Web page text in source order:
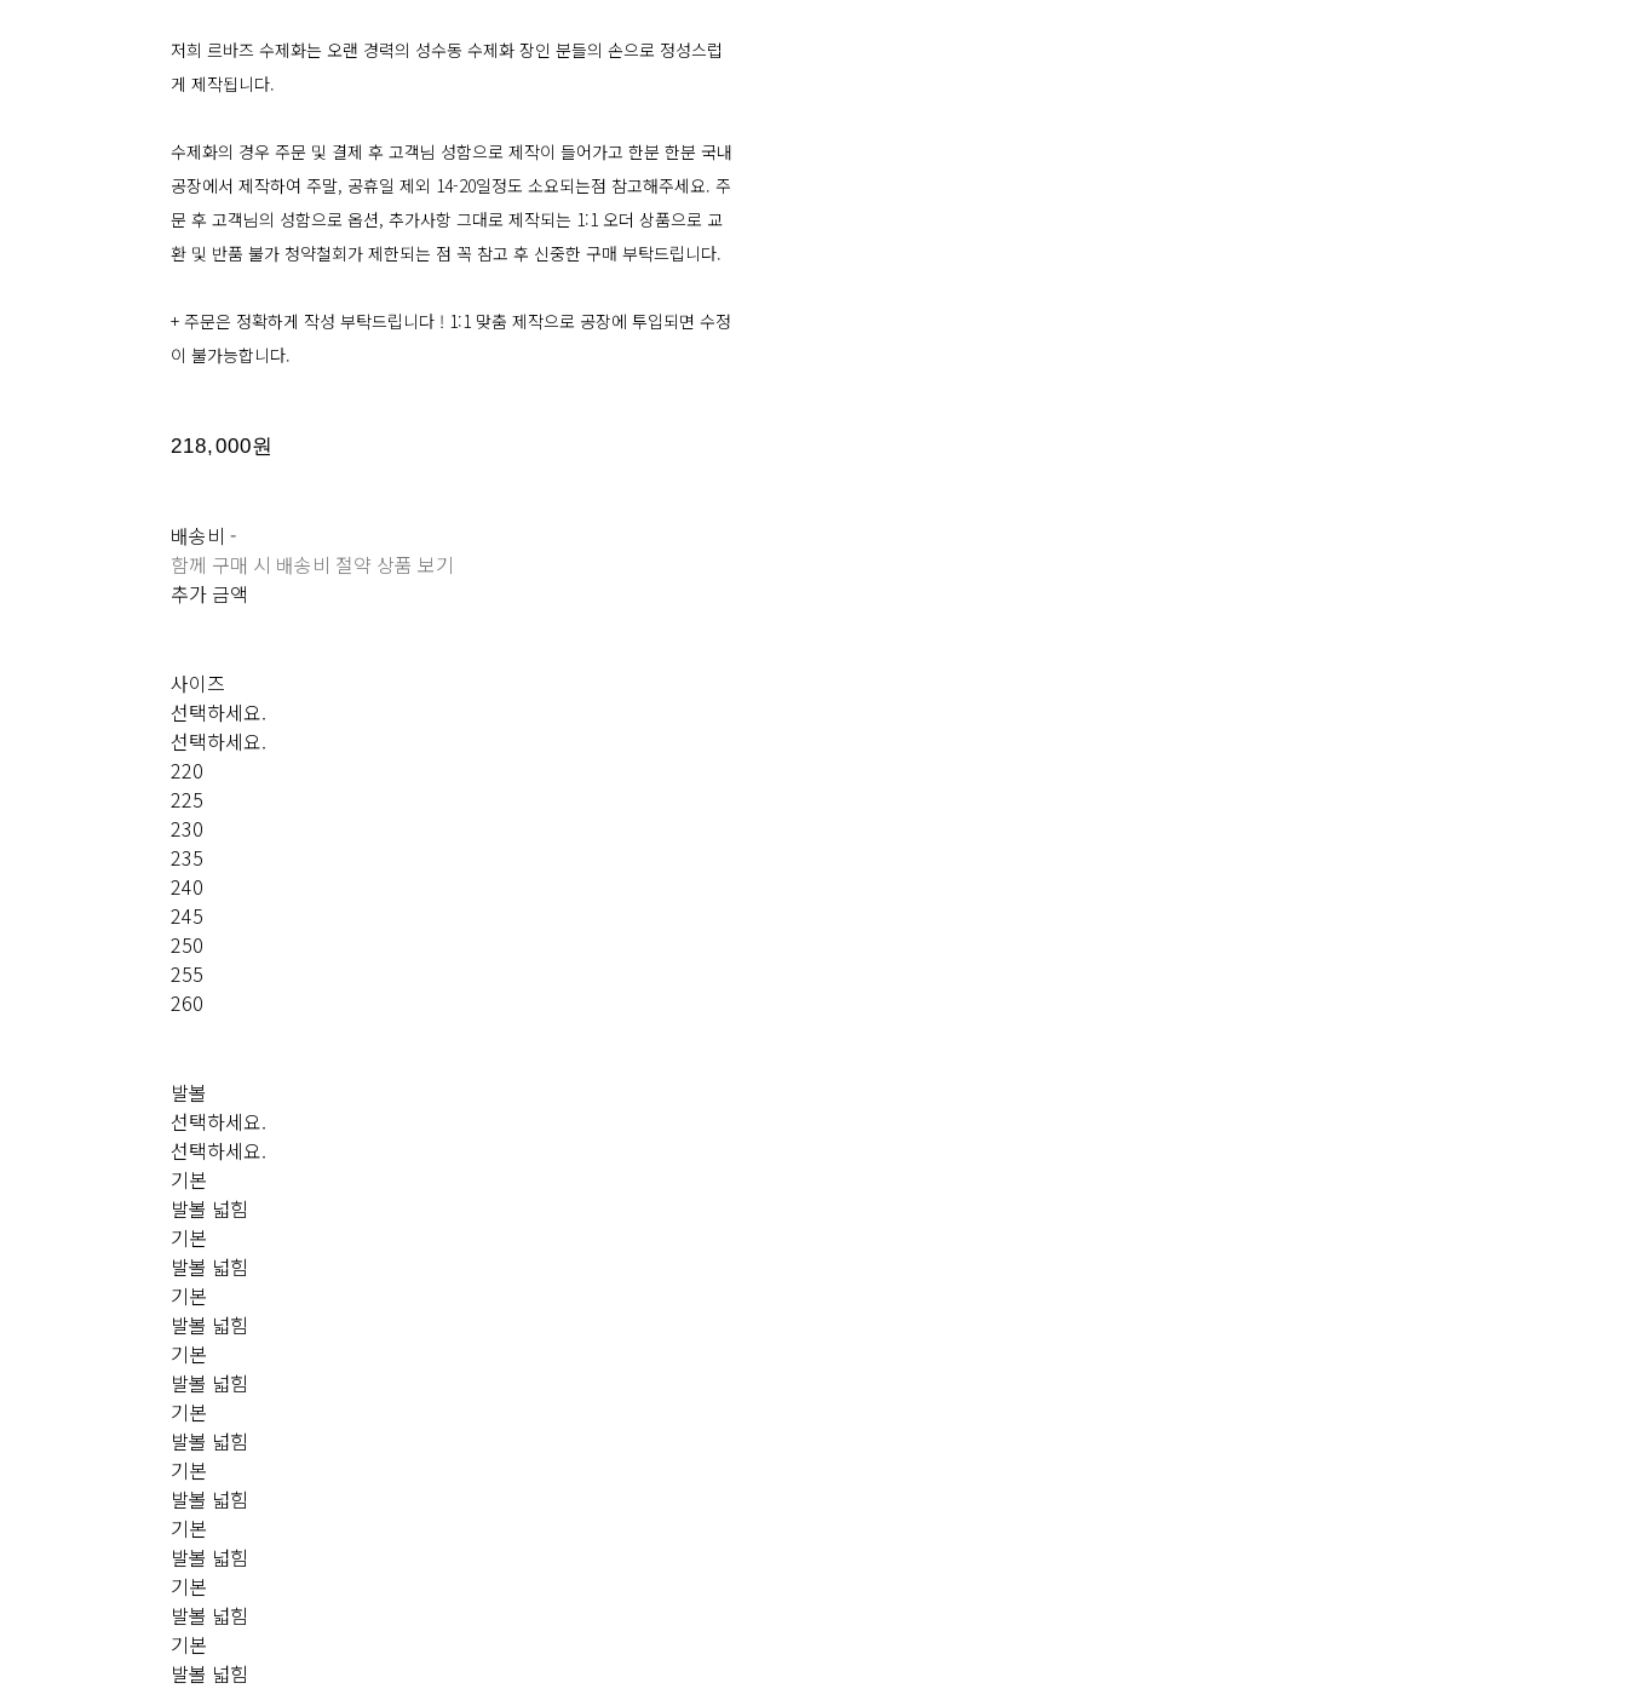
저희 르바즈 수제화는 오랜 경력의 성수동 수제화 장인 분들의 손으로 정성스럽
게 제작됩니다.
수제화의 경우 주문 및 결제 후 고객님 성함으로 제작이 들어가고 한분 한분 국내
공장에서 제작하여 주말, 공휴일 제외 14-20일정도 소요되는점 참고해주세요. 주
문 후 고객님의 성함으로 옵션, 추가사항 그대로 제작되는 1:1 오더 상품으로 교
환 및 반품 불가 청약철회가 제한되는 점 꼭 참고 후 신중한 구매 부탁드립니다.
+ 주문은 정확하게 작성 부탁드립니다 ! 1:1 맞춤 제작으로 공장에 투입되면 수정
이 불가능합니다.
218,000원
배송비 -
함께 구매 시 배송비 절약 상품 보기
추가 금액
사이즈
선택하세요.
선택하세요.
220
225
230
235
240
245
250
255
260
발볼
선택하세요.
선택하세요.
기본
발볼 넓힘
기본
발볼 넓힘
기본
발볼 넓힘
기본
발볼 넓힘
기본
발볼 넓힘
기본
발볼 넓힘
기본
발볼 넓힘
기본
발볼 넓힘
기본
발볼 넓힘